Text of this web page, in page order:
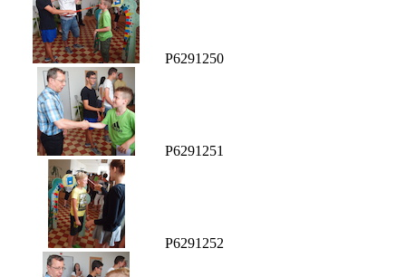
P6291250
P6291251
P6291252